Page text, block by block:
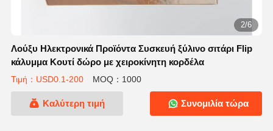
2/6
Λούξυ Ηλεκτρονικά Προϊόντα Συσκευή ξύλινο σιτάρι Flip
κάλυμμα Κουτί δώρο με χειροκίνητη κορδέλα
Τιμή：USD0.1-200 MOQ：1000
Καλύτερη τιμή Συνομιλία τώρα